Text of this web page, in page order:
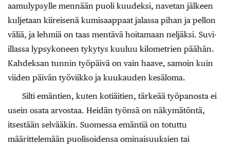
aamulypsylle mennään puoli kuudeksi, navetan jälkeen
kuljetaan kiireisenä kumisaappaat jalassa pihan ja pellon
väliä, ja lehmiä on taas mentävä hoitamaan neljäksi. Suvi-
illassa lypsykoneen tykytys kuuluu kilometrien päähän.
Kahdeksan tunnin työpäivä on vain haave, samoin kuin
viiden päivän työviikko ja kuukauden kesäloma.
Silti emäntien, kuten kotiäitien, tärkeää työpanosta ei
usein osata arvostaa. Heidän työnsä on näkymätöntä,
itsestään selvääkin. Suomessa emäntiä on totuttu
määrittelemään puolisoidensa ominaisuuksien tai